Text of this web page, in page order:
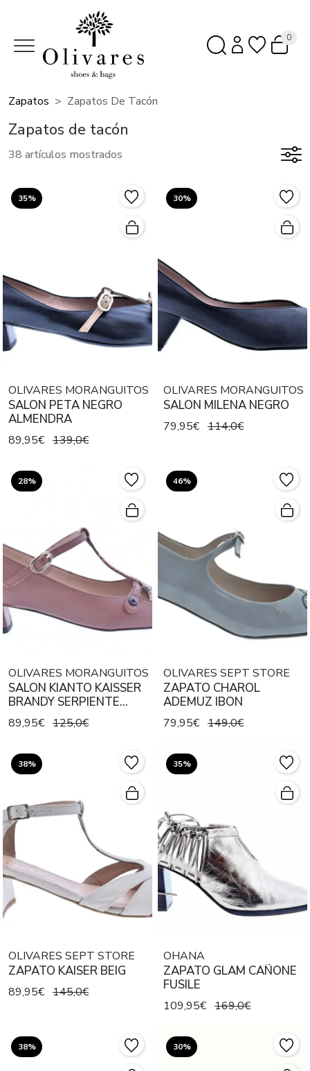
0
Zapatos Zapatos De Tacón
Zapatos de tacón
38 artículos mostrados
35%
OLIVARES MORANGUITOS
SALON PETA NEGRO
ALMENDRA
89,95€ 139,0€
30%
OLIVARES MORANGUITOS
SALON MILENA NEGRO
79,95€ 114,0€
28%
OLIVARES MORANGUITOS
SALON KIANTO KAISSER
BRANDY SERPIENTE
MARRON
89,95€ 125,0€
46%
OLIVARES SEPT STORE
ZAPATO CHAROL
ADEMUZ IBON
79,95€ 149,0€
38%
OLIVARES SEPT STORE
ZAPATO KAISER BEIG
89,95€ 145,0€
35%
OHANA
ZAPATO GLAM CAÑONE
FUSILE
109,95€ 169,0€
38% 30%